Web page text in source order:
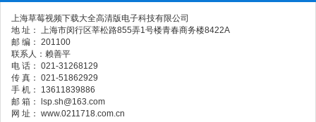
上海草莓视频下载大全高清版电子科技有限公司
地 址： 上海市闵行区莘松路855弄1号楼青春商务楼8422A
邮 编： 201100
联系人：赖善平
电 话： 021-31268129
传 真： 021-51862929
手 机： 13611839886
邮 箱： lsp.sh@163.com
网 址： www.0211718.com.cn